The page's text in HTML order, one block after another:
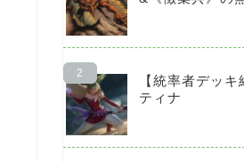
【統率者デッキ
ティナ